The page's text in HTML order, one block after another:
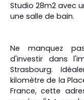
Studio 28m2 avec
une salle de bain.
Ne manquez
d'investir dans
Strasbourg.
kilomètre de la
France, cette